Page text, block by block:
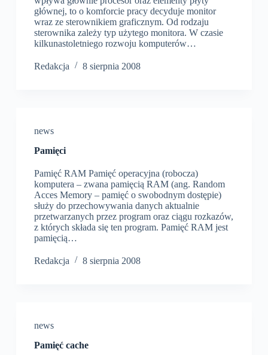
głównej, to o komforcie pracy decyduje monitor
wraz ze sterownikiem graficznym. Od rodzaju
sterownika zależy typ użytego monitora. W czasie
kilkunastoletniego rozwoju komputerów…
Redakcja 8 sierpnia 2008
news
Pamięci
Pamięć RAM Pamięć operacyjna (robocza)
komputera – zwana pamięcią RAM (ang. Random
Acces Memory – pamięć o swobodnym dostępie)
służy do przechowywania danych aktualnie
przetwarzanych przez program oraz ciągu rozkazów,
z których składa się ten program. Pamięć RAM jest
pamięcią…
Redakcja 8 sierpnia 2008
news
Pamięć cache